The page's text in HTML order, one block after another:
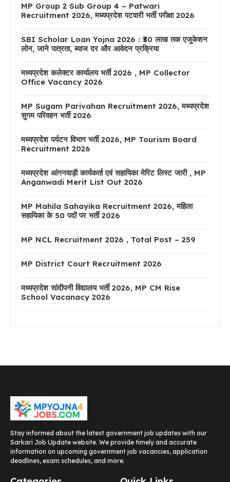
MP Group 2 Sub Group 4 – Patwari
Recruitment 2026, मध्यप्रदेश पटवारी भर्ती परीक्षा 2026
SBI Scholar Loan Yojna 2026 : ₹50 लाख तक एजुकेशन
लोन, जाने पात्रता, ब्याज दर और आवेदन प्रक्रिया
मध्यप्रदेश कलेक्टर कार्यालय भर्ती 2026 , MP Collector
Office Vacancy 2026
MP Sugam Parivahan Recruitment 2026, मध्यप्रदेश
सुगम परिवहन भर्ती 2026
मध्यप्रदेश पर्यटन विभाग भर्ती 2026, MP Tourism Board
Recruitment 2026
मध्यप्रदेश आंगनवाड़ी कार्यकर्ता एवं सहायिका मेरिट लिस्ट जारी , MP
Anganwadi Merit List Out 2026
MP Mahila Sahayika Recruitment 2026, महिला
सहायिका के 50 पदों पर भर्ती 2026
MP NCL Recruitment 2026 , Total Post – 259
MP District Court Recruitment 2026
मध्यप्रदेश सांदीपनी विद्यालय भर्ती 2026, MP CM Rise
School Vacanacy 2026
Stay informed about the latest government job updates with our
Sarkari Job Update website. We provide timely and accurate
information on upcoming government job vacancies, application
deadlines, exam schedules, and more.